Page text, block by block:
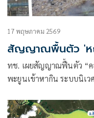
17 พฤษภาคม 2569
สัญญาณพื้นตัว 'หญ้
ทช. เผยสัญญาณฟื้นตัว “ค
พะยูนเข้าหากิน ระบบนิเว